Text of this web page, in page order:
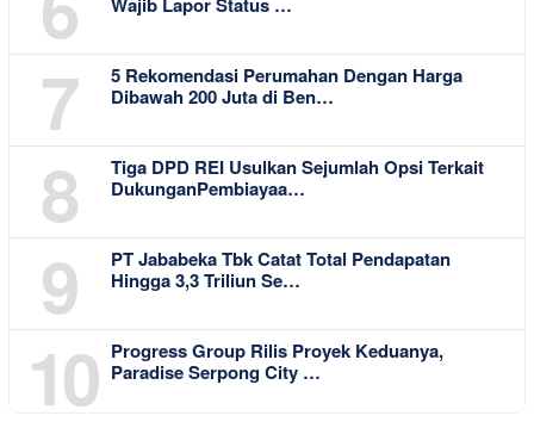
7
5 Rekomendasi Perumahan Dengan Harga
Dibawah 200 Juta di Ben…
8
Tiga DPD REI Usulkan Sejumlah Opsi Terkait
DukunganPembiayaa…
9
PT Jababeka Tbk Catat Total Pendapatan
Hingga 3,3 Triliun Se…
10
Progress Group Rilis Proyek Keduanya,
Paradise Serpong City …